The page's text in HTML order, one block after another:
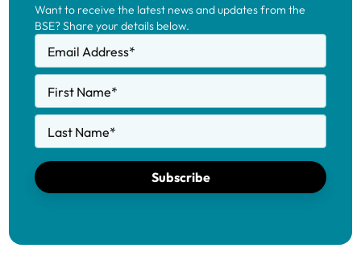
Want to receive the latest news and updates from the
BSE? Share your details below.
Email Address*
First Name*
Last Name*
Subscribe